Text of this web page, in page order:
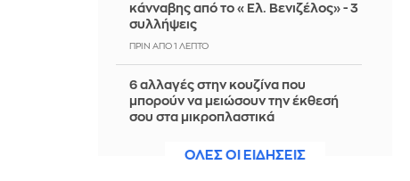
κάνναβης από το «Ελ. Βενιζέλος» - 3
συλλήψεις
ΠΡΙΝ ΑΠΌ 1 ΛΕΠΤΌ
6 αλλαγές στην κουζίνα που
μπορούν να μειώσουν την έκθεσή
σου στα μικροπλαστικά
ΟΛΕΣ ΟΙ ΕΙΔΗΣΕΙΣ